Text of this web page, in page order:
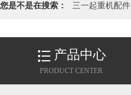
您是不是在搜索： 三一起重机配件
产品中心
PRODUCT CENTER